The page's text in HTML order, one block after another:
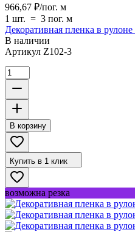
966,67 ₽/пог. м
1 шт. = 3 пог. м
Декоративная пленка в
В наличии
Артикул Z102-3
В корзину
Купить в 1 клик
возможна резка